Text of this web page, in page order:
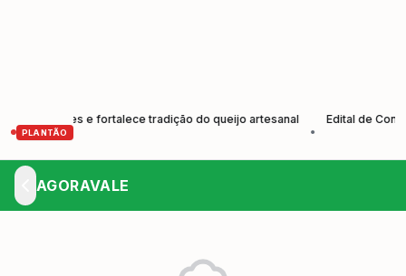
PLANTÃO
e fortalece tradição do queijo artesanal
Edital de
AGORAVALE